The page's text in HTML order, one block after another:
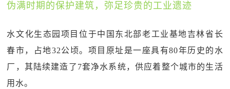
伪满时期的保护建筑，弥足珍贵的工业遗迹
水文化生态园项目位于中国东北部老工业基地吉林省长
春市，占地32公顷。项目原址是一座具有80年历史的水
厂，其陆续建造了7套净水系统，供应着整个城市的生活
用水。